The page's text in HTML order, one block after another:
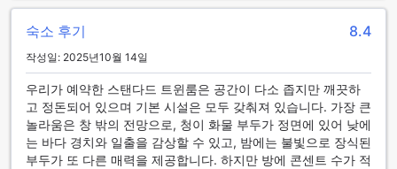
편리한 하우스키핑 서비스와 함께하는 쾌적한 식사 환경
램블러 오아시스 호텔은 고객님의 편안한 숙박 경험을 위해 매
일 청소 서비스를 제공하며, 깔끔하고 위생적인 환경을 유지합
게 유지되어, 고객님께서 맛있는 식사를 즐기실 수 있도록 최선
을 다하고 있습니다. 정기적인 하우스키핑 서비스는 식사 시간
뿐만 아니라 전반적인 호텔 이용 경험에 신뢰와 만족을 더해줍
니다.
숙소 후기 8.4
작성일: 2025년10월 14일
우리가 예약한 스탠다드 트윈룸은 공간이 다소 좁지만 깨끗하
고 정돈되어 있으며 기본 시설은 모두 갖춰져 있습니다. 가장 큰
놀라움은 창 밖의 전망으로, 청이 화물 부두가 정면에 있어 낮에
는 바다 경치와 일출을 감상할 수 있고, 밤에는 불빛으로 장식된
부두가 또 다른 매력을 제공합니다. 하지만 방에 콘센트 수가 적